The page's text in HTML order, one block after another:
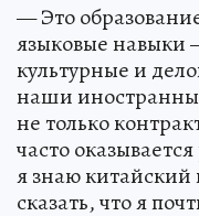
— Это
языковые навыки
культурные и
наши
не только
часто
я знаю
сказать, что я